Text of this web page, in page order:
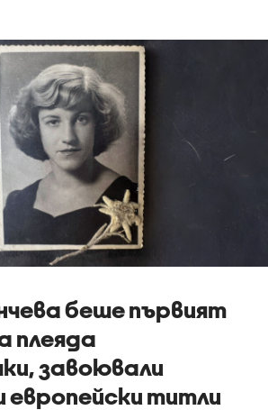
беше първият
плеяда
завоювали
европейски титли